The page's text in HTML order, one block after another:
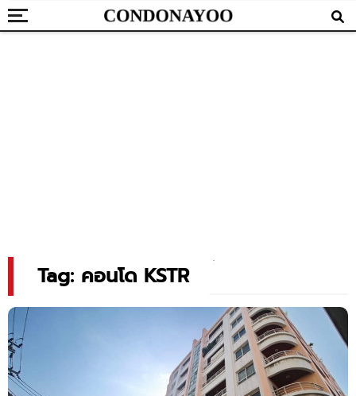
Tag: คอนโด KSTR